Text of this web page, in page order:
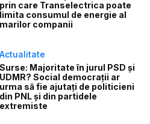
prin care Transelectrica poate
limita consumul de energie al
marilor companii
Actualitate
Surse: Majoritate în jurul PSD și
UDMR? Social democrații ar
urma să fie ajutați de politicieni
din PNL și din partidele
extremiste